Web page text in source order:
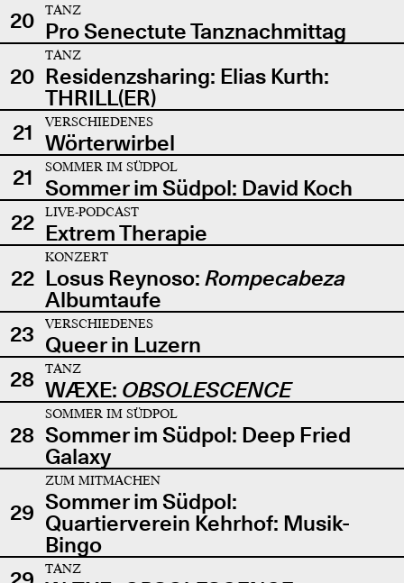
20
TANZ
Pro Senectute Tanznachmittag
20
TANZ
Residenzsharing: Elias Kurth:
THRILL(ER)
21
VERSCHIEDENES
Wörterwirbel
21
SOMMER IM SÜDPOL
Sommer im Südpol: David Koch
22
LIVE-PODCAST
Extrem Therapie
22
KONZERT
Losus Reynoso: Rompecabeza
Albumtaufe
23
VERSCHIEDENES
Queer in Luzern
28
TANZ
WÆXE: OBSOLESCENCE
28
SOMMER IM SÜDPOL
Sommer im Südpol: Deep Fried
Galaxy
29
ZUM MITMACHEN
Sommer im Südpol:
Quartierverein Kehrhof: Musik-
Bingo
TANZ